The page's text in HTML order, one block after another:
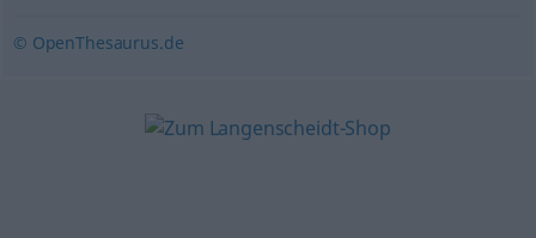
© OpenThesaurus.de